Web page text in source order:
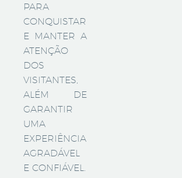
PARA
CONQUISTAR
E MANTER A
ATENÇÃO
DOS
VISITANTES,
ALÉM DE
GARANTIR
UMA
EXPERIÊNCIA
AGRADÁVEL
E CONFIÁVEL.